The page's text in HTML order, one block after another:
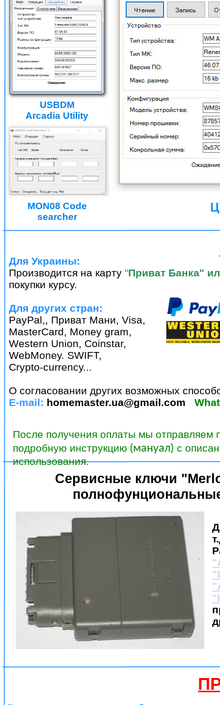
Ц
Сервисные ключи
Для Украины:
Производится на карту "Приват Банка"
покупки курсу.
Для других стран:
PayPal,, Приват Мани, Visa,
MasterCard, Money gram,
Western Union, Coinstar,
WebMoney. SWIFT,
Crypto-currency...
О согласовании других возможных
E-mail: homemaster.ua@gmail.com
После получения оплаты мы отправляем
подробную инструкцию (мануал) с
использования.
MON08 Code
searcher
USBDM
Arcadia Utility